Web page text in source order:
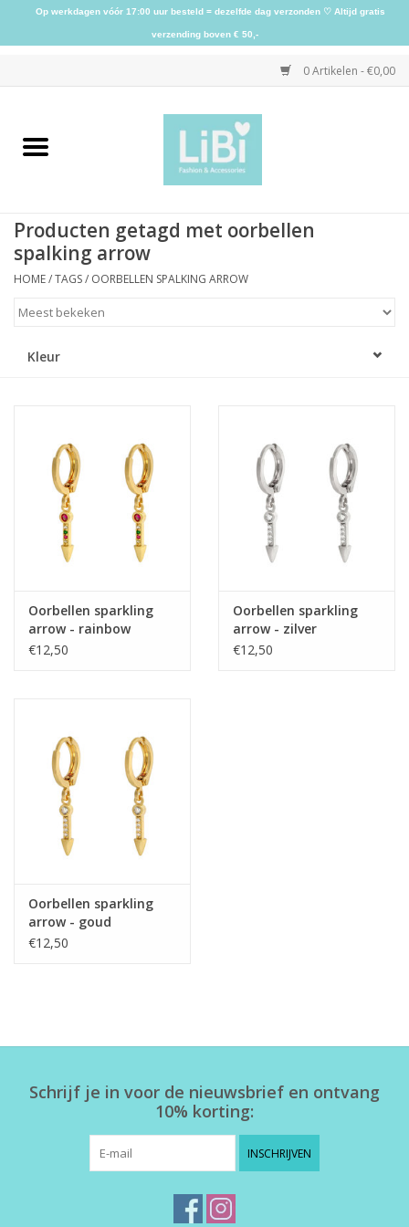
0 Artikelen - €0,00
Home
Kleding
Sieraden
Home deco
Herensokken
Producten getagd met oorbellen
spalking arrow
HOME/TAGS/ OORBELLEN SPALKING ARROW
Kleur
Oorbellen sparkling
arrow - rainbow
€12,50
Oorbellen sparkling
arrow - zilver
€12,50
Oorbellen sparkling
arrow - goud
€12,50
Schrijf je in voor de nieuwsbrief en ontvang
10% korting:
INSCHRIJVEN
Op werkdagen vóór 17:00 uur besteld = dezelfde dag verzonden ♡ Altijd gratis
verzending boven € 50,-